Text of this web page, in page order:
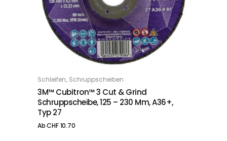
OPTIONS
Schleifen, Schruppscheiben
3M™ Cubitron™ 3 Cut & Grind
Schruppscheibe, 125 – 230 Mm, A36+,
Typ 27
AbCHF10.70